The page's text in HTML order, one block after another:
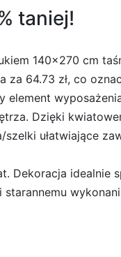
taniej!
140×270 cm
za 64.73 zł, co
element
Dzięki
ułatwiające
Dekoracja idealnie